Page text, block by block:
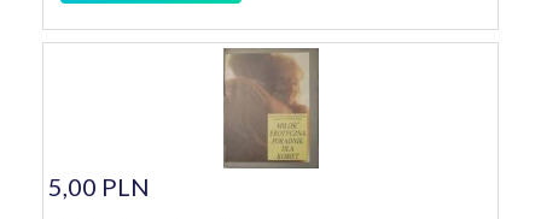
5,00 PLN